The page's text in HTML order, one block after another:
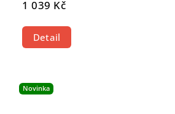
1 039 Kč
Detail
Novinka